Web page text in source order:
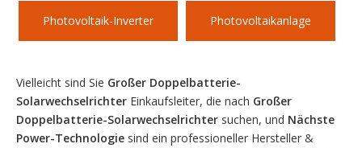
Photovoltaik-Inverter Photovoltaikanlage
Vielleicht sind Sie Großer Doppelbatterie-
Solarwechselrichter Einkaufsleiter, die nach Großer
Doppelbatterie-Solarwechselrichter suchen, und Nächste
Power-Technologie sind ein professioneller Hersteller &